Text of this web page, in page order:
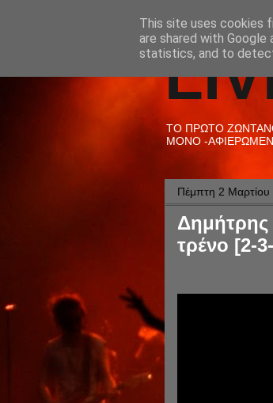
ΤΟ ΠΡΩΤΟ
ΜΟΝΟ -
Πέμπτη 2 Μαρτίου
Δημήτρης
τρένο [2-
This site uses cookies
are shared with
statistics, and to